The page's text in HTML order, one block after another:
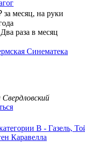
за месяц, на руки
раза в месяц
Синематека
B - Газель,
Каравелла